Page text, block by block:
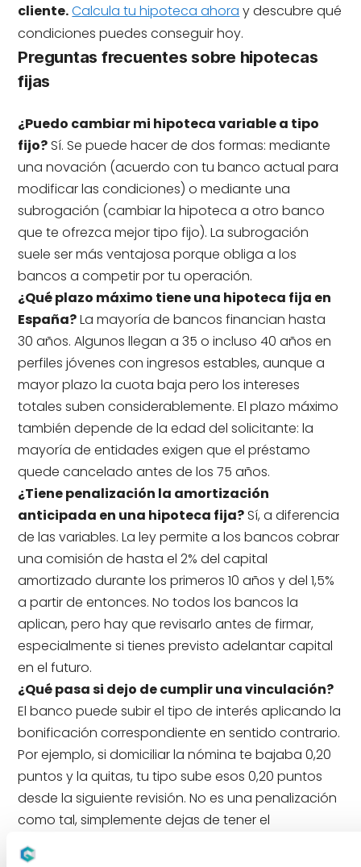
cliente.Calcula tu hipoteca ahora y descubre qué
condiciones puedes conseguir hoy.
Preguntas frecuentes sobre hipotecas
fijas
¿Puedo cambiar mi hipoteca variable a tipo
fijo? Sí. Se puede hacer de dos formas: mediante
una novación (acuerdo con tu banco actual para
modificar las condiciones) o mediante una
subrogación (cambiar la hipoteca a otro banco
que te ofrezca mejor tipo fijo). La subrogación
suele ser más ventajosa porque obliga a los
bancos a competir por tu operación.
¿Qué plazo máximo tiene una hipoteca fija en
España?La mayoría de bancos financian hasta
30 años. Algunos llegan a 35 o incluso 40 años en
perfiles jóvenes con ingresos estables, aunque a
mayor plazo la cuota baja pero los intereses
totales suben considerablemente. El plazo máximo
también depende de la edad del solicitante: la
mayoría de entidades exigen que el préstamo
quede cancelado antes de los 75 años.
¿Tiene penalización la amortización
anticipada en una hipoteca fija? Sí, a diferencia
de las variables. La ley permite a los bancos cobrar
una comisión de hasta el 2% del capital
amortizado durante los primeros 10 años y del 1,5%
a partir de entonces. No todos los bancos la
aplican, pero hay que revisarlo antes de firmar,
especialmente si tienes previsto adelantar capital
en el futuro.
¿Qué pasa si dejo de cumplir una vinculación?
El banco puede subir el tipo de interés aplicando la
bonificación correspondiente en sentido contrario.
Por ejemplo, si domiciliar la nómina te bajaba 0,20
puntos y la quitas, tu tipo sube esos 0,20 puntos
desde la siguiente revisión. No es una penalización
como tal, simplemente dejas de tener el
descuento. Conviene revisar bien el contrato para